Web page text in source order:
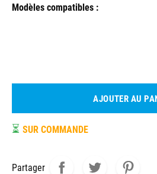
Modèles compatibles :
AJOUTER AU
⏳ SUR COMMANDE
Partager